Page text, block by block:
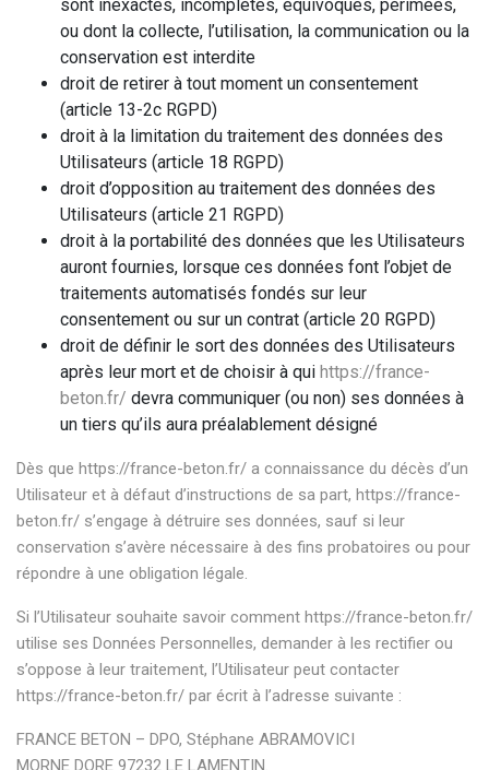
sont inexactes, incomplètes, équivoques, périmées,
ou dont la collecte, l’utilisation, la communication ou la
conservation est interdite
droit de retirer à tout moment un consentement
(article 13-2c RGPD)
droit à la limitation du traitement des données des
Utilisateurs (article 18 RGPD)
droit d’opposition au traitement des données des
Utilisateurs (article 21 RGPD)
droit à la portabilité des données que les Utilisateurs
auront fournies, lorsque ces données font l’objet de
traitements automatisés fondés sur leur
consentement ou sur un contrat (article 20 RGPD)
droit de définir le sort des données des Utilisateurs
après leur mort et de choisir à qui https://france-
beton.fr/ devra communiquer (ou non) ses données à
un tiers qu’ils aura préalablement désigné
Dès que https://france-beton.fr/ a connaissance du décès d’un
Utilisateur et à défaut d’instructions de sa part, https://france-
beton.fr/ s’engage à détruire ses données, sauf si leur
conservation s’avère nécessaire à des fins probatoires ou pour
répondre à une obligation légale.
Si l’Utilisateur souhaite savoir comment https://france-beton.fr/
utilise ses Données Personnelles, demander à les rectifier ou
s’oppose à leur traitement, l’Utilisateur peut contacter
https://france-beton.fr/ par écrit à l’adresse suivante :
FRANCE BETON – DPO, Stéphane ABRAMOVICI
MORNE DORE 97232 LE LAMENTIN.